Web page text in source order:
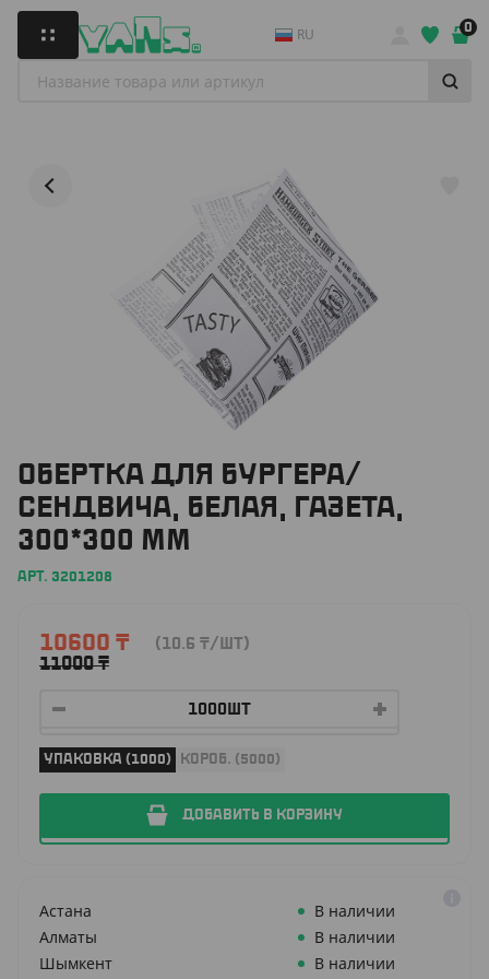
RU 0
ОБЕРТКА ДЛЯ БУРГЕРА/
СЕНДВИЧА, БЕЛАЯ, ГАЗЕТА,
300*300 ММ
АРТ. 3201208
10600 ₸
11000₸
(10.6 ₸/ШТ)
УПАКОВКА (1000) КОРОБ. (5000)
ДОБАВИТЬ В КОРЗИНУ
Астана
В наличии
Алматы
В наличии
Шымкент
В наличии